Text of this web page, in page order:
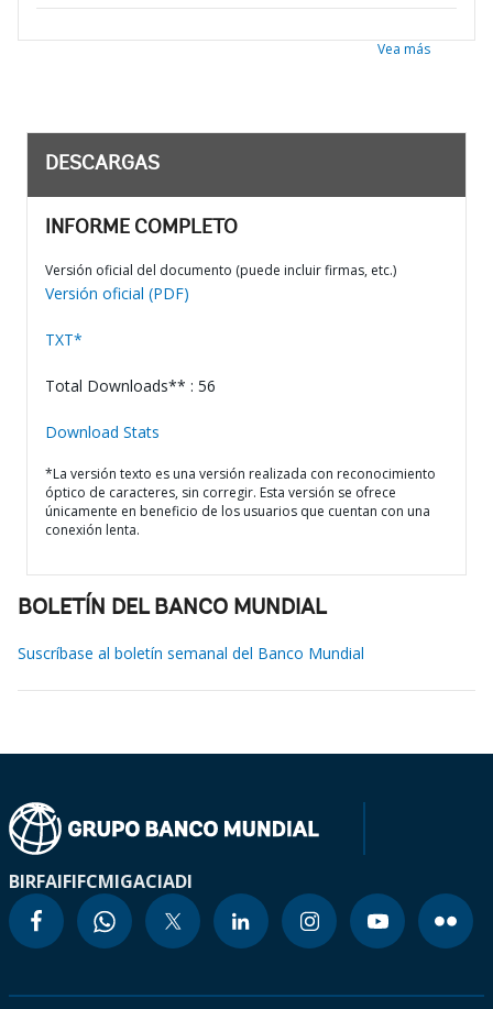
Vea más
DESCARGAS
INFORME COMPLETO
Versión oficial del documento (puede incluir firmas, etc.)
Versión oficial (PDF)
TXT*
Total Downloads** : 56
Download Stats
*La versión texto es una versión realizada con reconocimiento
óptico de caracteres, sin corregir. Esta versión se ofrece
únicamente en beneficio de los usuarios que cuentan con una
conexión lenta.
BOLETÍN DEL BANCO MUNDIAL
Suscríbase al boletín semanal del Banco Mundial
BIRFAIFIFCMIGACIADI